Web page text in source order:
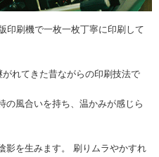
印刷機で一枚一枚丁寧に印刷して
れてきた昔ながらの印刷技法で
の風合いを持ち、温かみが感じら
影を生みます。 刷りムラやかすれ